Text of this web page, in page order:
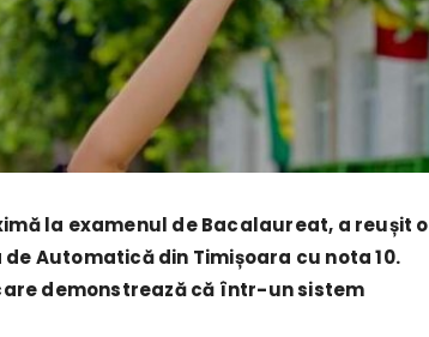
la examenul de Bacalaureat, a reușit o
Automatică din Timișoara cu nota 10.
demonstrează că într-un sistem